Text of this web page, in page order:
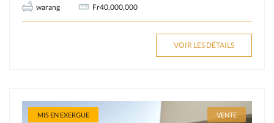
warang Fr40,000,000
VOIR LES DÉTAILS
MIS EN EXERGUE VENTE